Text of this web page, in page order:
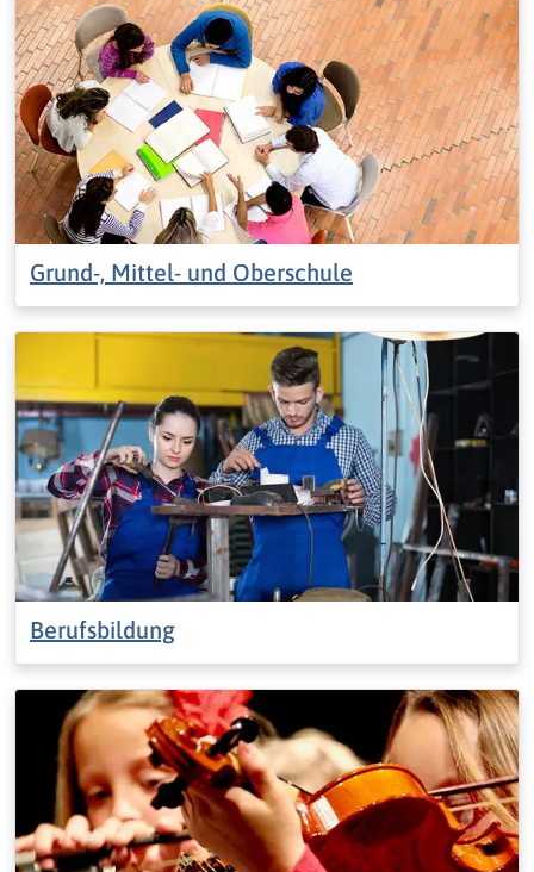
Grund-, Mittel- und Oberschule
Berufsbildung